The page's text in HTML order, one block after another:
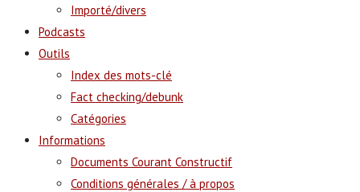
Importé/divers
Podcasts
Outils
Index des mots-clé
Fact checking/debunk
Catégories
Informations
Documents Courant Constructif
Conditions générales / à propos